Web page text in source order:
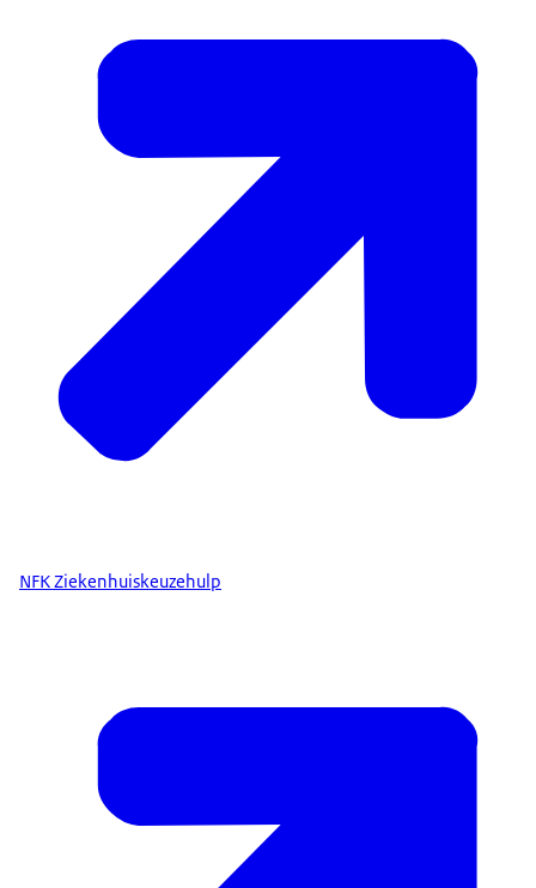
NFK Ziekenhuiskeuzehulp